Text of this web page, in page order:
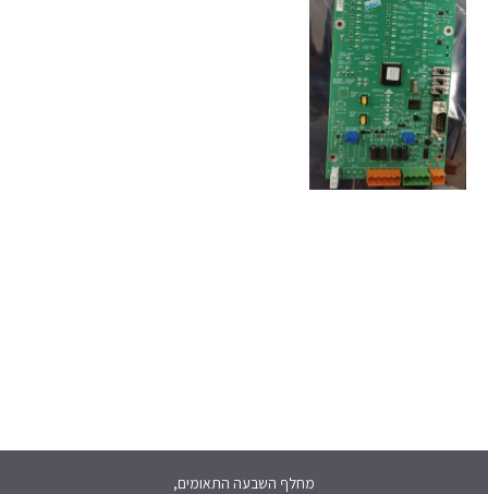
מחלף השבעה התאומים,